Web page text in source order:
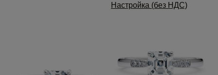
Настройка (без НДС)